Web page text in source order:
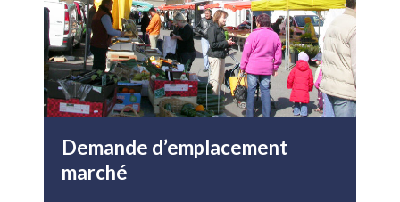
Demande d’emplacement
marché